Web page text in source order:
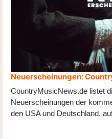
Neuerscheinungen:
CountryMusicNews.de listet
Neuerscheinungen der
den USA und Deutschland,